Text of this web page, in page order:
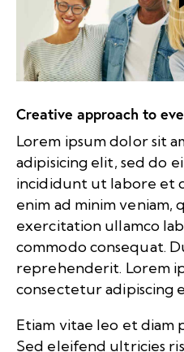
Creative approach to
Lorem ipsum dolor sit
adipisicing elit, sed do
incididunt ut labore et
enim ad minim veniam,
exercitation ullamco
commodo consequat.
reprehenderit. Lorem
consectetur adipiscing
Etiam vitae leo et diam
Sed eleifend ultricies